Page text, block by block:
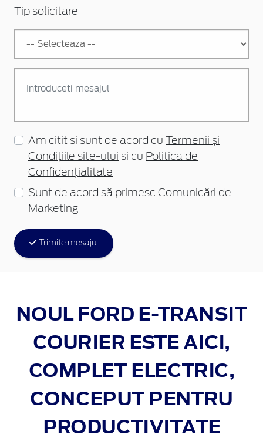
Tip solicitare
Am citit si sunt de acord cu
Termenii și
Condițiile site-ului si cu Politica de
Confidențialitate
Sunt de acord să primesc Comunicări de
Marketing
Trimite mesajul
NOUL FORD E‑TRANSIT
COURIER ESTE AICI,
COMPLET ELECTRIC,
CONCEPUT PENTRU
PRODUCTIVITATE